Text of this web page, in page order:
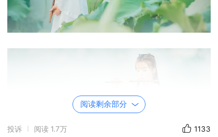
阅读剩余部分
投诉 阅读 1.7万 1133